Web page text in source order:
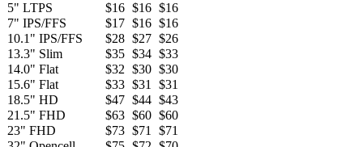
5" LTPS
$16 $16 $16
7" IPS/FFS
$17 $16 $16
10.1" IPS/FFS
$28 $27 $26
13.3" Slim
$35 $34 $33
14.0" Flat
$32 $30 $30
15.6" Flat
$33 $31
$31
18.5" HD
$47 $44 $43
21.5" FHD
$63 $60 $60
23" FHD
$73 $71
$71